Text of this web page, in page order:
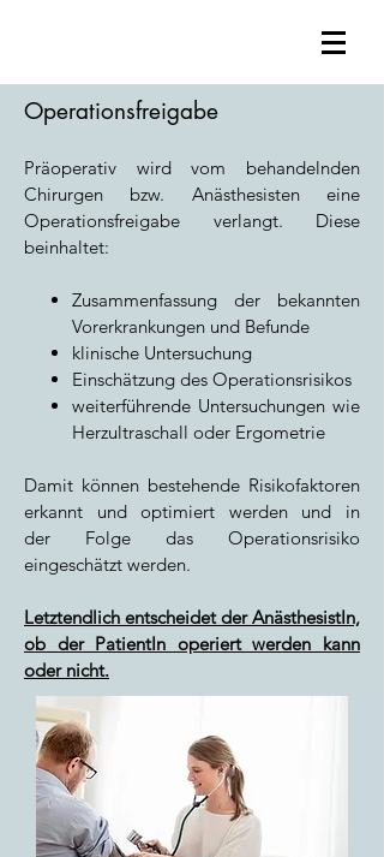
Operationsfreigabe
Präoperativ wird vom behandelnden
Chirurgen bzw. Anästhesisten eine
Operationsfreigabe verlangt. Diese
beinhaltet:
Zusammenfassung der bekannten
Vorerkrankungen und Befunde
klinische Untersuchung
Einschätzung des Operationsrisikos
weiterführende Untersuchungen wie
Herzultraschall oder Ergometrie
Damit können bestehende Risikofaktoren
erkannt und optimiert werden und in
der Folge das Operationsrisiko
eingeschätzt werden.
Letztendlich entscheidet der AnästhesistIn,
ob der PatientIn operiert werden kann
oder nicht.